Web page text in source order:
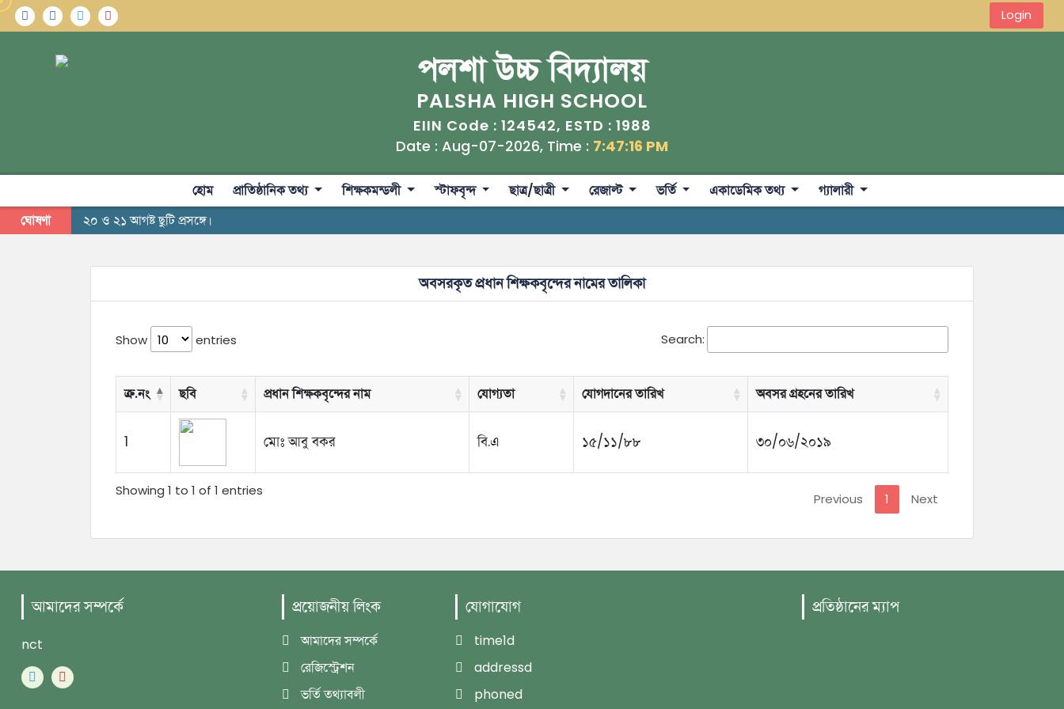
Login
পলশা উচ্চ বিদ্যালয়
PALSHA HIGH SCHOOL
EIIN Code : 124542, ESTD : 1988
Date : Aug-07-2026, Time : 7:47:17 PM
হোম প্রাতিষ্ঠানিক তথ্য শিক্ষকমন্ডলী স্টাফবৃন্দ ছাত্র/ছাত্রী রেজাল্ট ভর্তি একাডেমিক তথ্য
গ্যালারী
ঘোষণা
২০ ও ২১ আগষ্ট ছুটি প্রসঙ্গে।
অবসরকৃত প্রধান শিক্ষকবৃন্দের নামের তালিকা
Show entries Search:
ক্র.নং ছবি প্রধান শিক্ষকবৃন্দের নাম যোগ্যতা যোগদানের তারিখ অবসর গ্রহনের তারিখ
1 মোঃ আবু বকর বি.এ ১৫/১১/৮৮ ৩০/০৬/২০১৯
Showing 1 to 1 of 1 entries
Previous 1 Next
আমাদের সম্পর্কে
nct
প্রয়োজনীয় লিংক
আমাদের সম্পর্কে
রেজিস্ট্রেশন
ভর্তি তথ্যাবলী
যোগাযোগ
time1d
addressd
phoned
প্রতিষ্ঠানের ম্যাপ